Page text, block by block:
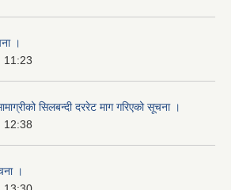
।
11:23
सिलबन्दी दररेट माग गरिएको सूचना ।
12:38
।